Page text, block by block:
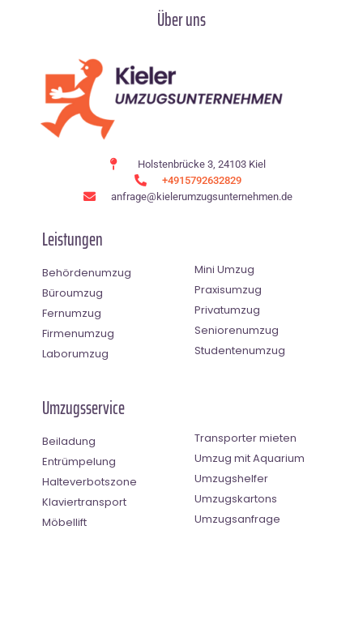
Über uns
Holstenbrücke 3, 24103 Kiel
+4915792632829
anfrage@kielerumzugsunternehmen.de
Leistungen
Behördenumzug
Büroumzug
Fernumzug
Firmenumzug
Laborumzug
Mini Umzug
Praxisumzug
Privatumzug
Seniorenumzug
Studentenumzug
Umzugsservice
Beiladung
Entrümpelung
Halteverbotszone
Klaviertransport
Möbellift
Transporter mieten
Umzug mit Aquarium
Umzugshelfer
Umzugskartons
Umzugsanfrage